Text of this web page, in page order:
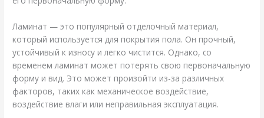
Ламинат — это популярный отделочный материал,
который используется для покрытия пола. Он прочный,
устойчивый к износу и легко чистится. Однако, со
временем ламинат может потерять свою первоначальную
форму и вид. Это может произойти из-за различных
факторов, таких как механическое воздействие,
воздействие влаги или неправильная эксплуатация.